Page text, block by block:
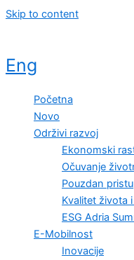
Skip to content
Eng
Početna
Novo
Održivi razvoj
Ekonomski
Očuvanje
Pouzdan
Kvalitet života
ESG Adria
E-Mobilnost
Inovacije